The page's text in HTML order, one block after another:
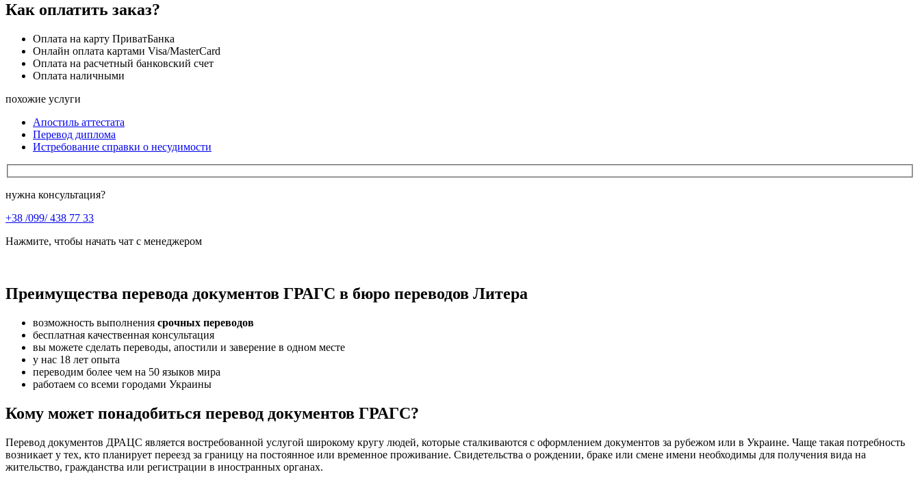
Как оплатить заказ?
Оплата на карту ПриватБанка
Онлайн оплата картами Visa/MasterCard
Оплата на расчетный банковский счет
Оплата наличными
похожие услуги
Апостиль аттестата
Перевод диплома
Истребование справки о несудимости
нужна консультация?
+38 /099/ 438 77 33
Нажмите, чтобы начать чат с менеджером
Преимущества перевода документов ГРАГС в бюро переводов Литера
возможность выполнения срочных переводов
бесплатная качественная консультация
вы можете сделать переводы, апостили и заверение в одном месте
у нас 18 лет опыта
переводим более чем на 50 языков мира
работаем со всеми городами Украины
Кому может понадобиться перевод документов ГРАГС?
Перевод документов ДРАЦС является востребованной услугой широкому кругу людей, которые сталкиваются с оформлением документов за рубежом или в Украине. Чаще такая потребность
возникает у тех, кто планирует переезд за границу на постоянное или временное проживание. Свидетельства о рождении, браке или смене имени необходимы для получения вида на
жительство, гражданства или регистрации в иностранных органах.